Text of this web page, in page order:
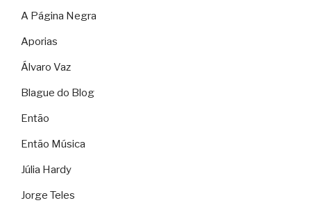
A Página Negra
Aporias
Álvaro Vaz
Blague do Blog
Então
Então Música
Júlia Hardy
Jorge Teles